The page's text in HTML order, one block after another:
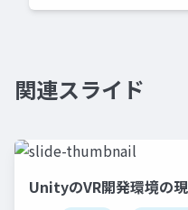
関連スライド
UnityのVR開発環境の